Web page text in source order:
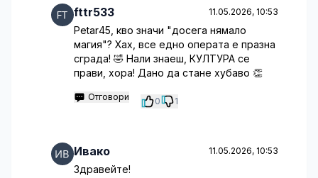
fttr533 11.05.2026, 10:53
Petar45, кво значи "досега нямало
магия"? Хах, все едно операта е празна
сграда! 🤣 Нали знаеш, КУЛТУРА се
прави, хора! Дано да стане хубаво 👏
Отговори 0 1
Ивако 11.05.2026, 10:53
Здравейте!